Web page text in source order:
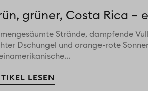
grüner, Costa Rica –
Strände, dampfende
Dschungel und orange-rote
LESEN